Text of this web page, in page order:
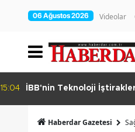
06 Ağustos 2026 Videolar
15:04
İBB'nin Teknoloji
Haberdar Gazetesi